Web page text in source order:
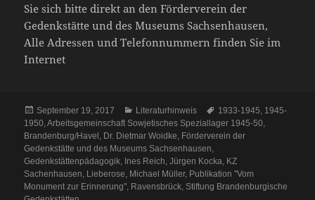
Sie sich bitte direkt an den Förderverein der
Gedenkstätte und des Museums Sachsenhausen,
Alle Adressen und Telefonnummern finden Sie im
Internet
Veröffentlicht
am
September 19, 2017 Kategorien
Literaturhinweis Schlagwörter
1933-1945, 1945-
1950,Arbeitsgemeinschaft Sowjetisches Speziallager 1945-50,
Brandenburg/Havel , Dr. Dietmar Woidke, Förderverein der
Gedenkstätte und des Museums Sachsenhausen,
Gedenkstättenpädagogik, Ines Reich,Jürgen Kocka, KZ
Sachenhausen, Lieberose, Michael Müller, Publikation "Vom
Monument zur Erinnerung", Ravensbrück, Stiftung Brandenburgische